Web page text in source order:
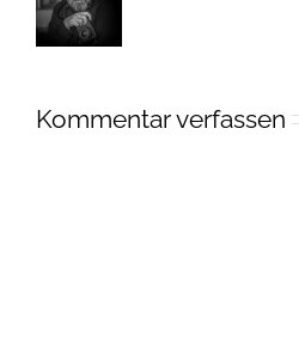
Kommentar verfassen